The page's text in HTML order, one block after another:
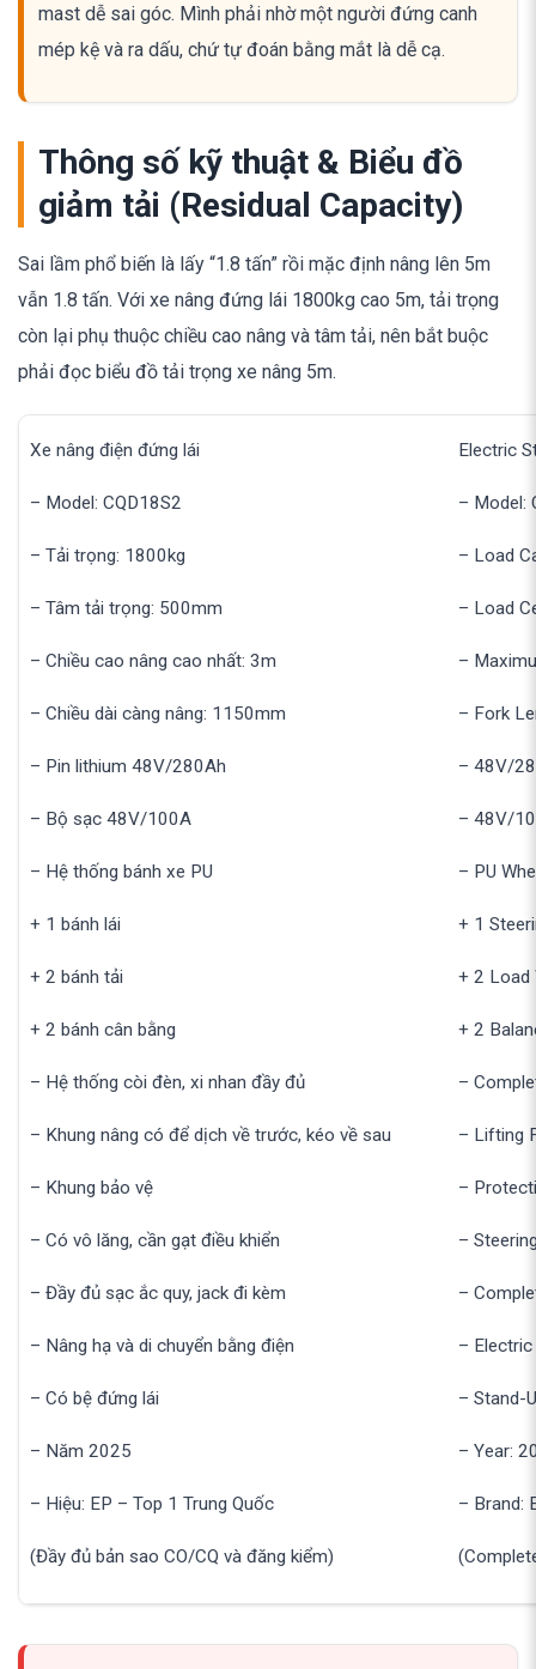
mast dễ sai góc. Mình phải nhờ một người đứng canh
mép kệ và ra dấu, chứ tự đoán bằng mắt là dễ cạ.
Thông số kỹ thuật & Biểu đồ
giảm tải (Residual Capacity)
Sai lầm phổ biến là lấy “1.8 tấn” rồi mặc định nâng lên 5m
vẫn 1.8 tấn. Với xe nâng đứng lái 1800kg cao 5m, tải trọng
còn lại phụ thuộc chiều cao nâng và tâm tải, nên bắt buộc
phải đọc biểu đồ tải trọng xe nâng 5m.
Xe nâng điện đứng lái
– Model: CQD18S2
– Tải trọng: 1800kg
– Tâm tải trọng: 500mm
– Chiều cao nâng cao nhất: 3m
– Chiều dài càng nâng: 1150mm
– Pin lithium 48V/280Ah
– Bộ sạc 48V/100A
– Hệ thống bánh xe PU
+ 1 bánh lái
+ 2 bánh tải
+ 2 bánh cân bằng
– Hệ thống còi đèn, xi nhan đầy đủ
– Khung nâng có để dịch về trước, kéo về sau
– Khung bảo vệ
– Có vô lăng, cần gạt điều khiển
– Đầy đủ sạc ắc quy, jack đi kèm
– Nâng hạ và di chuyển bằng điện
– Có bệ đứng lái
– Năm 2025
– Hiệu: EP – Top 1 Trung Quốc
(Đầy đủ bản sao CO/CQ và đăng kiểm)
Electric
– Model:
– Load
– Load
–
– Fork
– 48V/
– 48V/
– PU
+ 1
+ 2 Load
+ 2
–
– Lifting
–
–
–
–
– Stand-
– Year:
– Brand: